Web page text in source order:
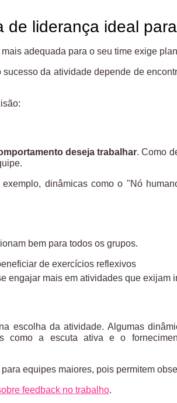
de liderança ideal
adequada para o seu time exige
sucesso da atividade depende de
deseja trabalhar. Como
dinâmicas como o "Nó
bem para todos os grupos.
de exercícios reflexivos
engajar mais em atividades que exijam
escolha da atividade. Algumas
como a escuta ativa e o
equipes maiores, pois permitem
feedback no trabalho.